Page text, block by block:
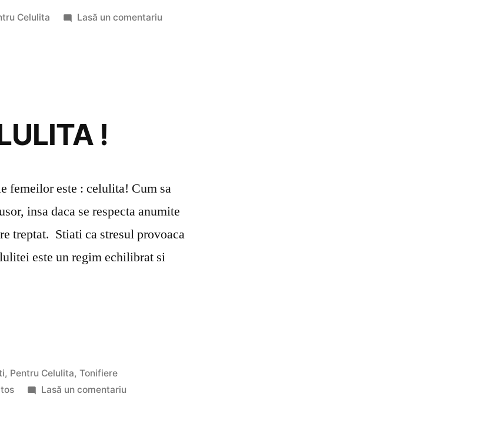
Celulita Lasă un comentariula
!
femeilor este : celulita! Cum sa
insa daca se respecta anumite
treptat. Stiati ca stresul provoaca
este un regim echilibrat si
, Pentru Celulita, Tonifiere
Lasă un comentariu